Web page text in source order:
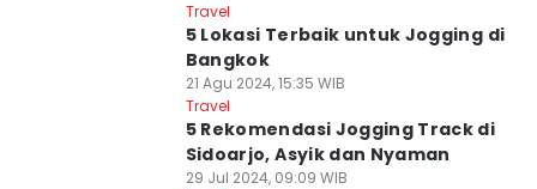
Travel
5 Lokasi Terbaik untuk Jogging di
Bangkok
21 Agu 2024, 15:35 WIB
Travel
5 Rekomendasi Jogging Track di
Sidoarjo, Asyik dan Nyaman
29 Jul 2024, 09:09 WIB